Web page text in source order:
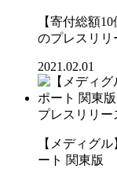
【寄付総額
のプレスリリ
2021.02.01
プレスリリー
【メディグ
ート 関東版